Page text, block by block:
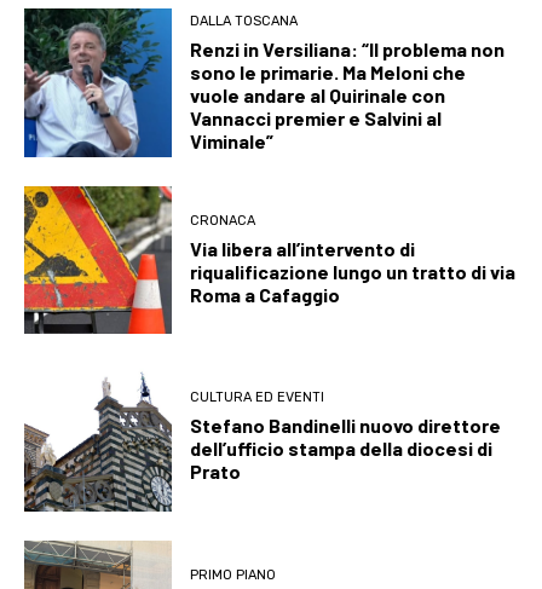
DALLA TOSCANA
Renzi in Versiliana: “Il problema non
sono le primarie. Ma Meloni che
vuole andare al Quirinale con
Vannacci premier e Salvini al
Viminale”
CRONACA
Via libera all’intervento di
riqualificazione lungo un tratto di via
Roma a Cafaggio
CULTURA ED EVENTI
Stefano Bandinelli nuovo direttore
dell’ufficio stampa della diocesi di
Prato
PRIMO PIANO